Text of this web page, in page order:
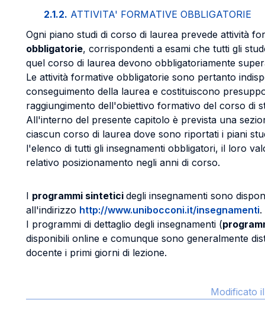
2.1.2. ATTIVITA' FORMATIVE OBBLIGATORIE
Ogni piano studi di corso di laurea prevede attività
obbligatorie, corrispondenti a esami che tutti gli
quel corso di laurea devono obbligatoriamente
Le attività formative obbligatorie sono pertanto
conseguimento della laurea e costituiscono
raggiungimento dell'obiettivo formativo del corso di
All'interno del presente capitolo è prevista una
ciascun corso di laurea dove sono riportati i piani
l'elenco di tutti gli insegnamenti obbligatori, il loro
relativo posizionamento negli anni di corso.
I programmi sintetici degli insegnamenti sono
all'indirizzo http://www.unibocconi.it/insegnamenti.
I programmi di dettaglio degli insegnamenti (
disponibili online e comunque sono generalmente
docente i primi giorni di lezione.
Modificato